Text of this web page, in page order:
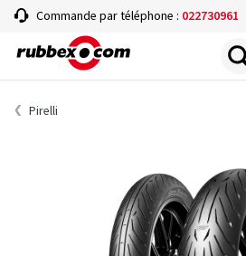
Commande par téléphone : 022730961
Pirelli